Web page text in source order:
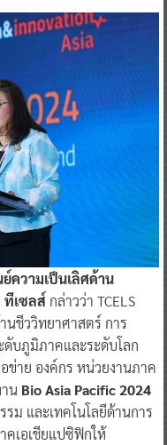
ความเป็นเลิศด้าน
ทีเซลส์ กล่าวว่า TCELS
นชีววิทยาศาสตร์ การ
บภูมิภาคและระดับโลก
ข่าย องค์กร หน่วยงานภาค
น Bio Asia Pacific 2024
ม และเทคโนโลยีด้านการ
เอเชียแปซิฟิกให้